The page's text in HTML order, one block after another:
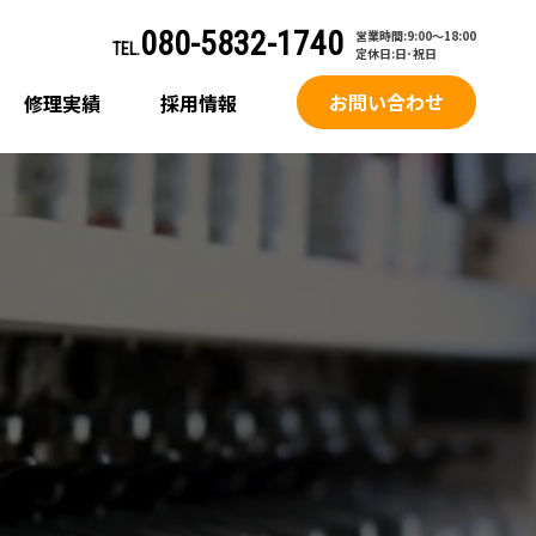
TEL.080-5832-1740
営業時間:9:00～18:00
定休日:日･祝日
修理実績 採用情報 お問い合わせ